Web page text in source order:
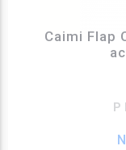
Caimi Flap